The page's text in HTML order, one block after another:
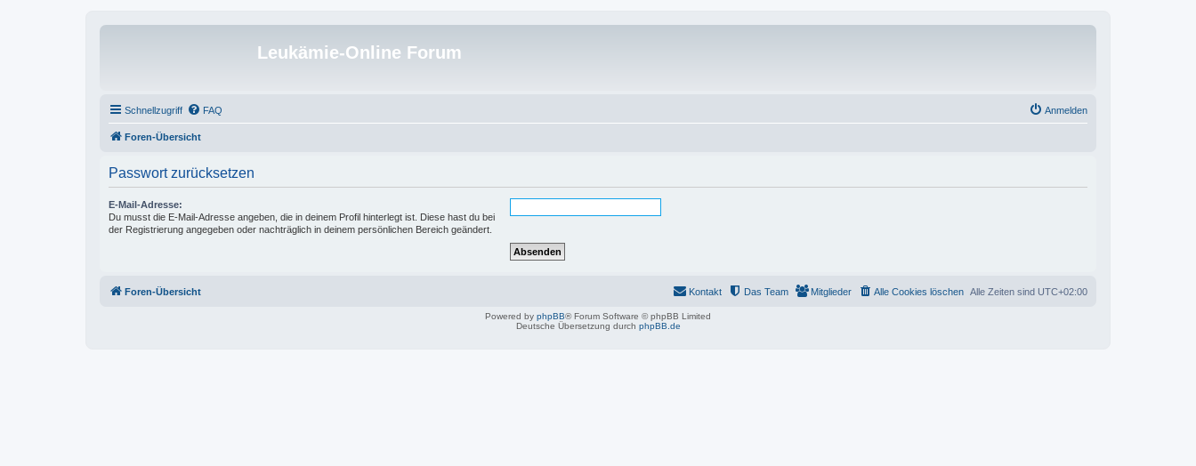
Leukämie-Online Forum
Schnellzugriff FAQ Anmelden
Foren-Übersicht
Passwort zurücksetzen
E-Mail-Adresse:
Du musst die E-Mail-Adresse angeben, die in deinem Profil hinterlegt ist. Diese hast du bei
der Registrierung angegeben oder nachträglich in deinem persönlichen Bereich geändert.
Foren-Übersicht Alle Zeiten sind UTC+02:00
Alle Cookies löschen
Mitglieder
Das Team
Kontakt
Powered by phpBB® Forum Software © phpBB Limited
Deutsche Übersetzung durch phpBB.de